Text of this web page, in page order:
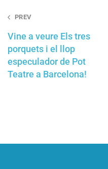
navigation
PREV
Vine a veure Els tres
porquets i el llop
especulador de Pot
Teatre a Barcelona!